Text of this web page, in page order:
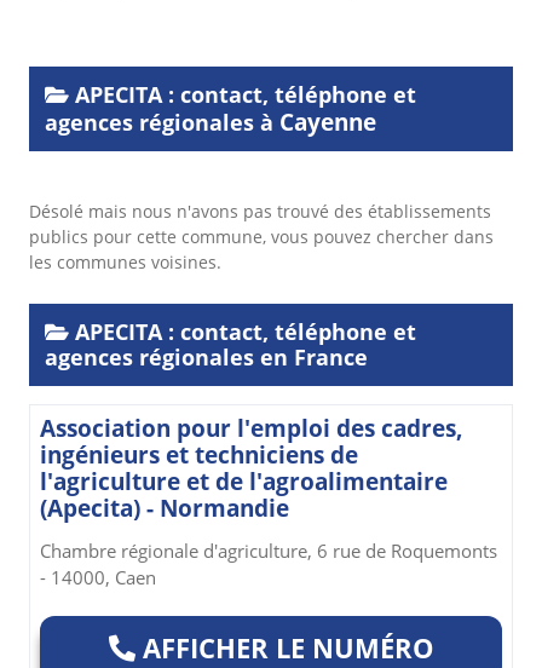
APECITA : contact, téléphone et
agences régionales à Cayenne
Désolé mais nous n'avons pas trouvé des établissements
publics pour cette commune, vous pouvez chercher dans
les communes voisines.
APECITA : contact, téléphone et
agences régionales en France
Association pour l'emploi des cadres,
ingénieurs et techniciens de
l'agriculture et de l'agroalimentaire
(Apecita) - Normandie
Chambre régionale d'agriculture, 6 rue de Roquemonts
- 14000, Caen
AFFICHER LE NUMÉRO